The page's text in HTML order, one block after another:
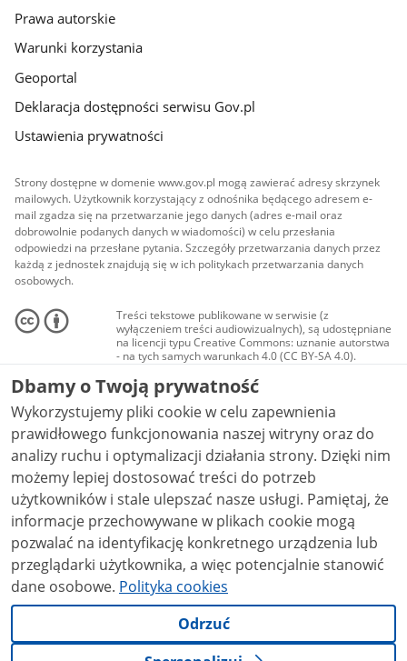
Prawa autorskie
Warunki korzystania
Geoportal
Deklaracja dostępności serwisu Gov.pl
Ustawienia prywatności
Strony dostępne w domenie www.gov.pl mogą zawierać adresy skrzynek
mailowych. Użytkownik korzystający z odnośnika będącego adresem e-
mail zgadza się na przetwarzanie jego danych (adres e-mail oraz
dobrowolnie podanych danych w wiadomości) w celu przesłania
odpowiedzi na przesłane pytania. Szczegóły przetwarzania danych przez
każdą z jednostek znajdują się w ich politykach przetwarzania danych
osobowych.
Treści tekstowe publikowane w serwisie (z
wyłączeniem treści audiowizualnych), są udostępniane
na licencji typu Creative Commons: uznanie autorstwa
- na tych samych warunkach 4.0 (CC BY-SA 4.0).
Materiały audiowizualne, w tym zdjęcia, materiały
audio i wideo, są udostępniane na licencji typu
Creative Commons: uznanie autorstwa użycie
niekomercyjne - bez utworów zależnych 4.0 (CC BY-
NC-ND 4.0), o ile nie jest to stwierdzone inaczej.
Dbamy o Twoją prywatność
Wykorzystujemy pliki cookie w celu zapewnienia
prawidłowego funkcjonowania naszej witryny oraz do
analizy ruchu i optymalizacji działania strony. Dzięki nim
możemy lepiej dostosować treści do potrzeb
użytkowników i stale ulepszać nasze usługi. Pamiętaj, że
informacje przechowywane w plikach cookie mogą
pozwalać na identyfikację konkretnego urządzenia lub
przeglądarki użytkownika, a więc potencjalnie stanowić
dane osobowe. Polityka cookies
Odrzuć